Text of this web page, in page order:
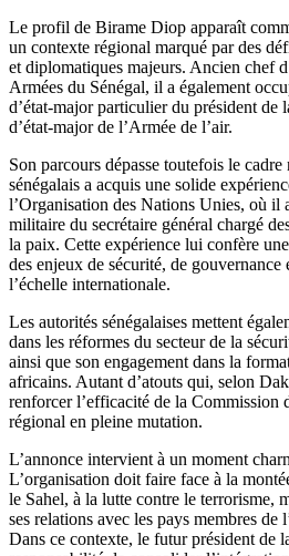
Le profil de Birame Diop apparaît
un contexte régional marqué par des
et diplomatiques majeurs. Ancien chef
Armées du Sénégal, il a également
d’état-major particulier du président de
d’état-major de l’Armée de l’air.
Son parcours dépasse toutefois le
sénégalais a acquis une solide
l’Organisation des Nations Unies, où il
militaire du secrétaire général chargé
la paix. Cette expérience lui confère
des enjeux de sécurité, de gouvernance
l’échelle internationale.
Les autorités sénégalaises mettent
dans les réformes du secteur de la
ainsi que son engagement dans la
africains. Autant d’atouts qui, selon
renforcer l’efficacité de la Commission
régional en pleine mutation.
L’annonce intervient à un moment
L’organisation doit faire face à la
le Sahel, à la lutte contre le terrorisme,
ses relations avec les pays membres de
Dans ce contexte, le futur président de